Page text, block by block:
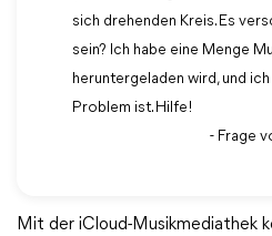
sich drehenden Kreis. Es
sein? Ich habe eine Menge
heruntergeladen wird, und
Problem ist. Hilfe!
- Frage
Mit der iCloud-Musikmediathek